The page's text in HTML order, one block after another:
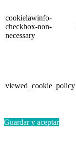
cookielawinfo-
checkbox-non-
necessary
viewed_cookie_policy
Guardar y aceptar